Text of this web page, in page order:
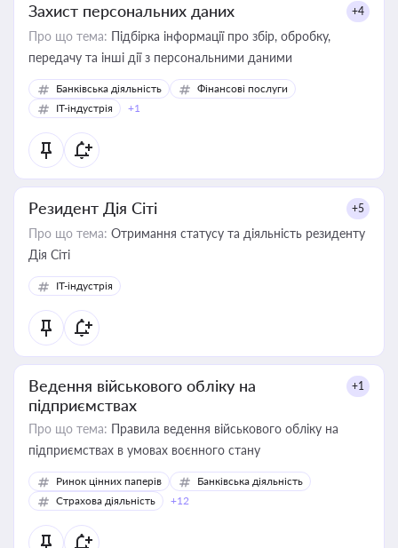
Захист персональних даних +4
Про що тема: Підбірка інформації про збір, обробку,
передачу та інші дії з персональними даними
Банківська діяльність
Фінансові послуги
IT-індустрія
+1
Резидент Дія Сіті +5
Про що тема: Отримання статусу та діяльність резиденту
Дія Сіті
IT-індустрія
Ведення військового обліку на
підприємствах
+1
Про що тема: Правила ведення військового обліку на
підприємствах в умовах воєнного стану
Ринок цінних паперів
Банківська діяльність
Страхова діяльність
+12